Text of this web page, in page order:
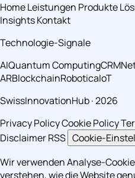
HomeLeistungen Produkte
InsightsKontakt
Technologie-Signale
AIQuantum ComputingCRM
ARBlockchainRoboticaIoT
SwissInnovationHub · 2026
Privacy PolicyCookie Policy
DisclaimerRSS Cookie-
Wir verwenden Analyse-
verstehen, wie die Website